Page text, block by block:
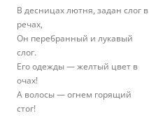
В десницах лютня, задан слог в
речах,
Он перебранный и лукавый
слог.
Его одежды — желтый цвет в
очах!
А волосы — огнем горящий
стог!